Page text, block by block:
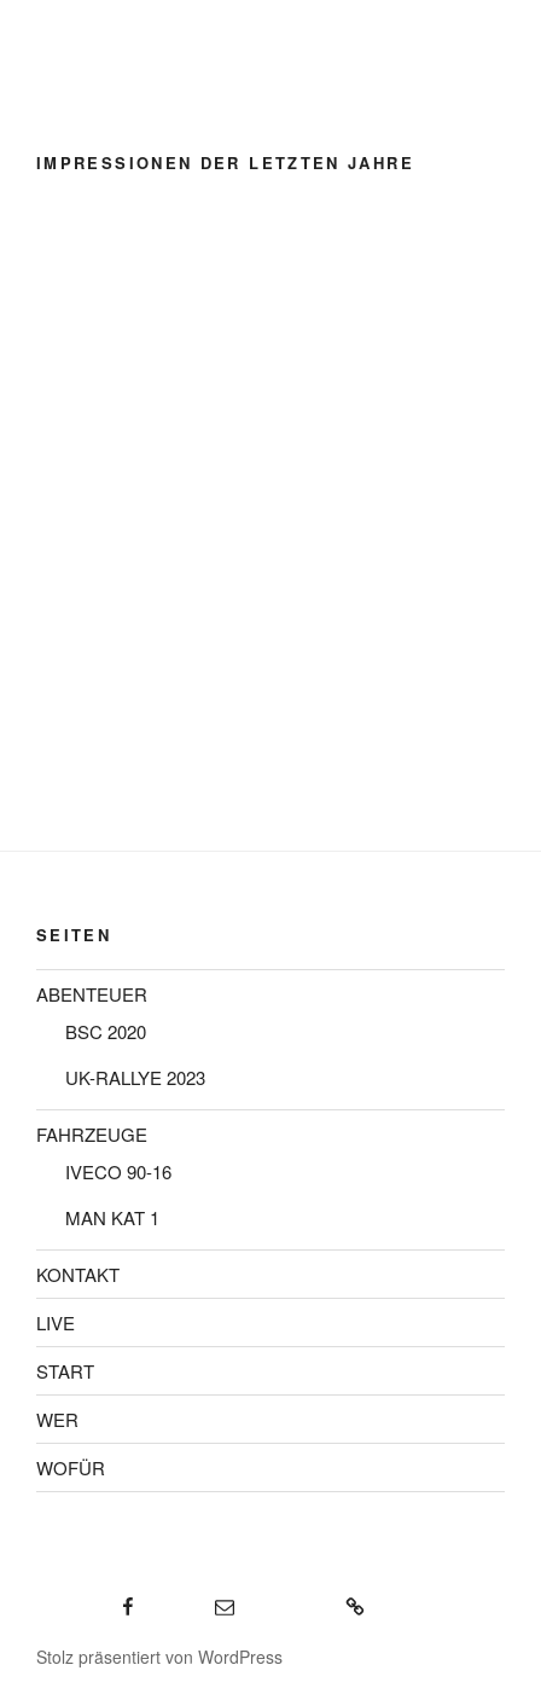
IMPRESSIONEN DER LETZTEN JAHRE
SEITEN
ABENTEUER
BSC 2020
UK-RALLYE 2023
FAHRZEUGE
IVECO 90-16
MAN KAT 1
KONTAKT
LIVE
START
WER
WOFÜR
E-Mail KONTAKT
Stolz präsentiert von WordPress